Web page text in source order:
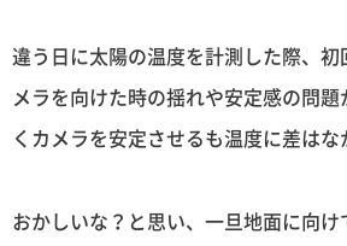
違う日に太陽の温度を計測した際、
メラを向けた時の揺れや安定感の問
くカメラを安定させるも温度に差はな
おかしいな？と思い、一旦地面に向け